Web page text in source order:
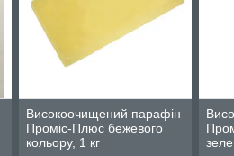
Високоочищений парафін
Проміс-Плюс бежевого
кольору, 1 кг